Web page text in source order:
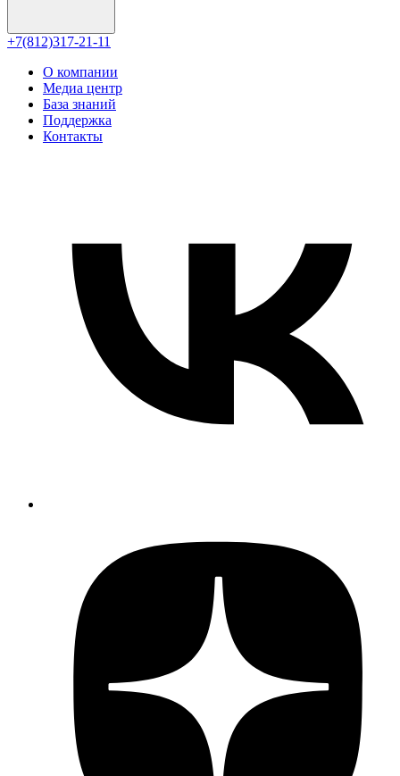
+7(812)317-21-11
О компании
Медиа центр
База знаний
Поддержка
Контакты